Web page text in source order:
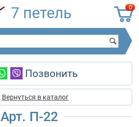
0
7 петель
Позвонить
Вернуться в каталог
Арт. П-22